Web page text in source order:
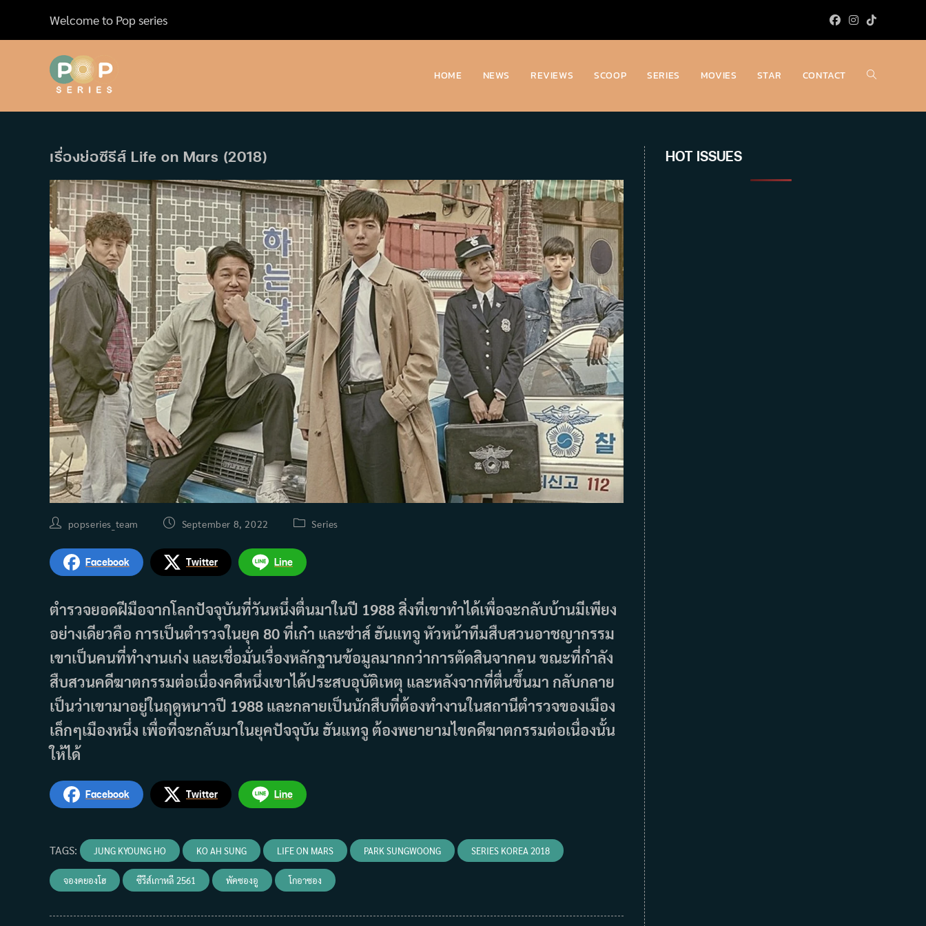
content
Welcome to Pop series
HOME NEWS REVIEWS SCOOP SERIES MOVIES STAR CONTACT Toggle
เรื่องย่อซีรีส์ Life on Mars (2018)
Postpopseries_team
PostSeptember 8, 2022
PostSeries
Facebook Twitter Line
ตำรวจยอดฝีมือจากโลกปัจจุบันที่วันหนึ่งตื่นมาในปี 1988 สิ่งที่เขาทำได้เพื่อจะกลับบ้านมีเพียง
อย่างเดียวคือ การเป็นตำรวจในยุค 80 ที่เก๋า และซ่าส์ ฮันแทจู หัวหน้าทีมสืบสวนอาชญากรรม
เขาเป็นคนที่ทำงานเก่ง และเชื่อมั่นเรื่องหลักฐานข้อมูลมากกว่าการตัดสินจากคน ขณะที่กำลัง
สืบสวนคดีฆาตกรรมต่อเนื่องคดีหนึ่งเขาได้ประสบอุบัติเหตุ และหลังจากที่ตื่นขึ้นมา กลับกลาย
เป็นว่าเขามาอยู่ในฤดูหนาวปี 1988 และกลายเป็นนักสืบที่ต้องทำงานในสถานีตำรวจของเมือง
เล็กๆเมืองหนึ่ง เพื่อที่จะกลับมาในยุคปัจจุบัน ฮันแทจู ต้องพยายามไขคดีฆาตกรรมต่อเนื่องนั้น
ให้ได้
Facebook Twitter Line
TAGS: JUNG KYOUNG HO KO AH SUNG LIFE ON MARS PARK SUNGWOONG SERIES KOREA 2018
จองคยองโฮ ซีรีส์เกาหลี 2561 พัคซองอู โกอาซอง
HOT ISSUES